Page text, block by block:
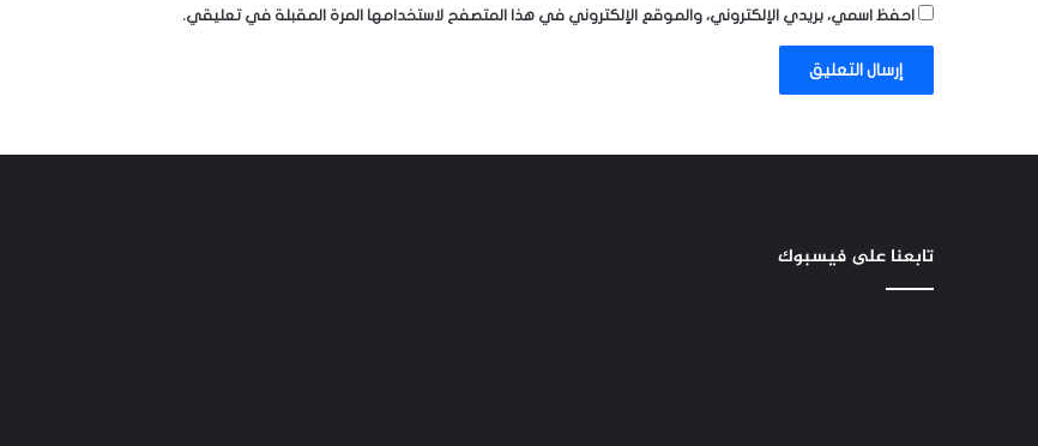
احفظ اسمي، بريدي الإلكتروني، والموقع الإلكتروني في هذا المتصفح لاستخدامها المرة المقبلة في تعليقي.
تابعنا على فيسبوك